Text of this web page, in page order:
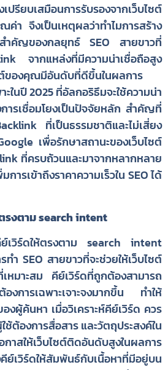
ยบเสมือนการรับรองจากเว็บไซต์
า จึงเป็นเหตุผลว่าทำไมการสร้าง
ำคัญของกลยุทธ์ SEO สายขาวที่
จากแหล่งที่มีความน่าเชื่อถือสูง
ต์ของคุณมีอันดับที่ดีขึ้นในผลการ
ในปี 2025 ที่อัลกอริธึมจะใช้ความน่า
ารเชื่อมโยงเป็นปัจจัยหลัก สำคัญที่
ที่เป็นธรรมชาติและไม่เสี่ยง
เพื่อรักษาสถานะของเว็บไซต์
ที่ครบถ้วนและมาจากหลากหลาย
ารเข้าถึงราคาความเร็วใน SEO ได้
รงตาม search intent
ย์เวิร์ดให้ตรงตาม search intent
ำ SEO สายขาวที่จะช่วยให้เว็บไซต์
หมาะสม คีย์เวิร์ดที่ถูกต้องสามารถ
งการเฉพาะเจาะจงมากขึ้น ทำให้
งผู้ค้นหา เมื่อวิเคราะห์คีย์เวิร์ด ควร
ต้องการสื่อสาร และวัตถุประสงค์ใน
สให้เว็บไซต์ติดอันดับสูงในผลการ
วิร์ดให้สัมพันธ์กับเนื้อหาที่มีอยู่บน